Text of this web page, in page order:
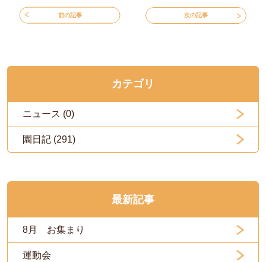
前の記事 次の記事
カテゴリ
ニュース (0)
園日記 (291)
最新記事
8月 お集まり
運動会